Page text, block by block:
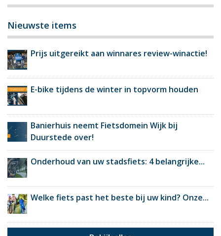
Nieuwste items
Prijs uitgereikt aan winnares review-winactie!
E-bike tijdens de winter in topvorm houden
Banierhuis neemt Fietsdomein Wijk bij
Duurstede over!
Onderhoud van uw stadsfiets: 4 belangrijke...
Welke fiets past het beste bij uw kind? Onze...